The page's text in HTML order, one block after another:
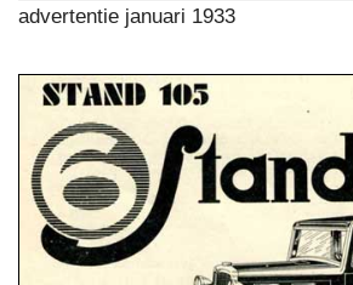
advertentie januari 1933